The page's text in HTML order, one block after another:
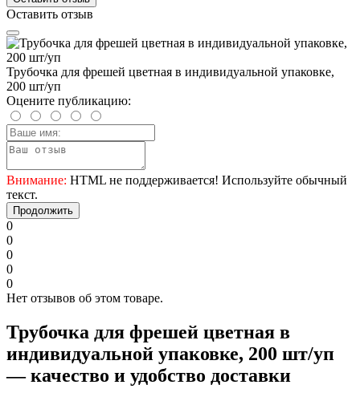
Оставить отзыв
Трубочка для фрешей цветная в индивидуальной упаковке,
200 шт/уп
Оцените публикацию:
Внимание: HTML не поддерживается! Используйте обычный
текст.
Продолжить
0
0
0
0
0
Нет отзывов об этом товаре.
Трубочка для фрешей цветная в
индивидуальной упаковке, 200 шт/уп
— качество и удобство доставки